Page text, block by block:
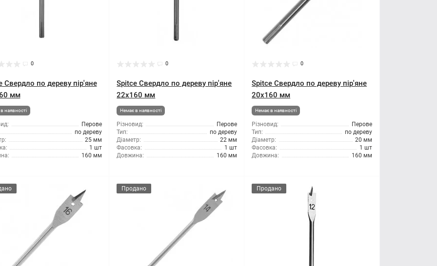
0
Свердло по дереву пір'яне
мм
наявності
Перове
по дереву
25 мм
1 шт
160 мм
0
Spitce Свердло по дереву пір'яне
22x160 мм
Немає в наявності
Різновид:
Перове
Тип:
по дереву
Діаметр:
22 мм
Фасовка:
1 шт
Довжина:
160 мм
0
Spitce Свердло по дереву пір'яне
20x160 мм
Немає в наявності
Різновид:
Перове
Тип:
по дереву
Діаметр:
20 мм
Фасовка:
1 шт
Довжина:
160 мм
Продано Продано